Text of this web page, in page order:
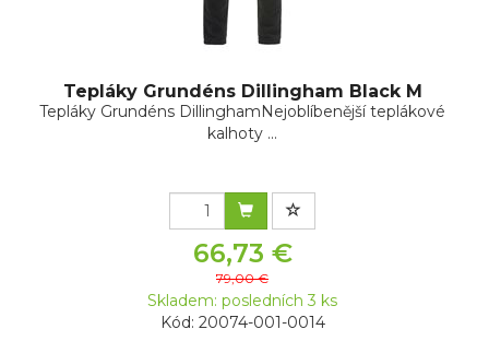
Tepláky Grundéns Dillingham Black M
Tepláky Grundéns DillinghamNejoblíbenější teplákové
kalhoty ...
66,73 €
79,00 €
Skladem: posledních 3 ks
Kód: 20074-001-0014